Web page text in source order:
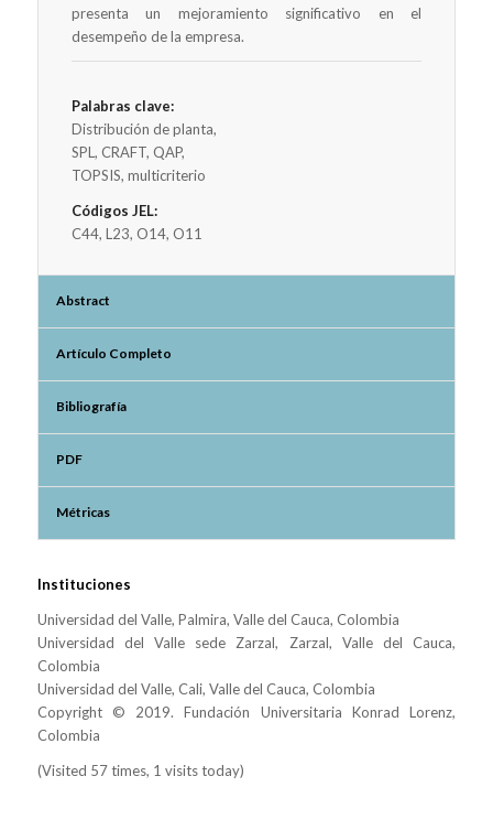
presenta un mejoramiento significativo en el
desempeño de la empresa.
Palabras clave:
Distribución de planta,
SPL, CRAFT, QAP,
TOPSIS, multicriterio
Códigos JEL:
C44, L23, O14, O11
Abstract
Artículo Completo
Bibliografía
PDF
Métricas
Instituciones
Universidad del Valle, Palmira, Valle del Cauca, Colombia
Universidad del Valle sede Zarzal, Zarzal, Valle del Cauca,
Colombia
Universidad del Valle, Cali, Valle del Cauca, Colombia
Copyright © 2019. Fundación Universitaria Konrad Lorenz,
Colombia
(Visited 57 times, 1 visits today)